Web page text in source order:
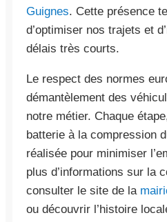
Guignes. Cette présence
d’optimiser nos trajets et
délais très courts.
Le respect des normes
démantèlement des
notre métier. Chaque
batterie à la compression
réalisée pour minimiser
plus d’informations sur la
consulter le site de la
ou découvrir l’histoire